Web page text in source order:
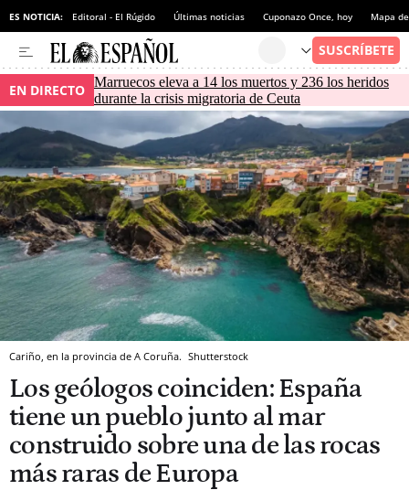
ES NOTICIA: Editoral - El Rúgido Últimas noticias Cuponazo Once, hoy Mapa
EN DIRECTO Marruecos eleva a 14 los muertos y 236 los heridos
durante la crisis migratoria de Ceuta
Cariño, en la provincia de A Coruña. Shutterstock
Los geólogos coinciden: España
tiene un pueblo junto al mar
construido sobre una de las rocas
más raras de Europa